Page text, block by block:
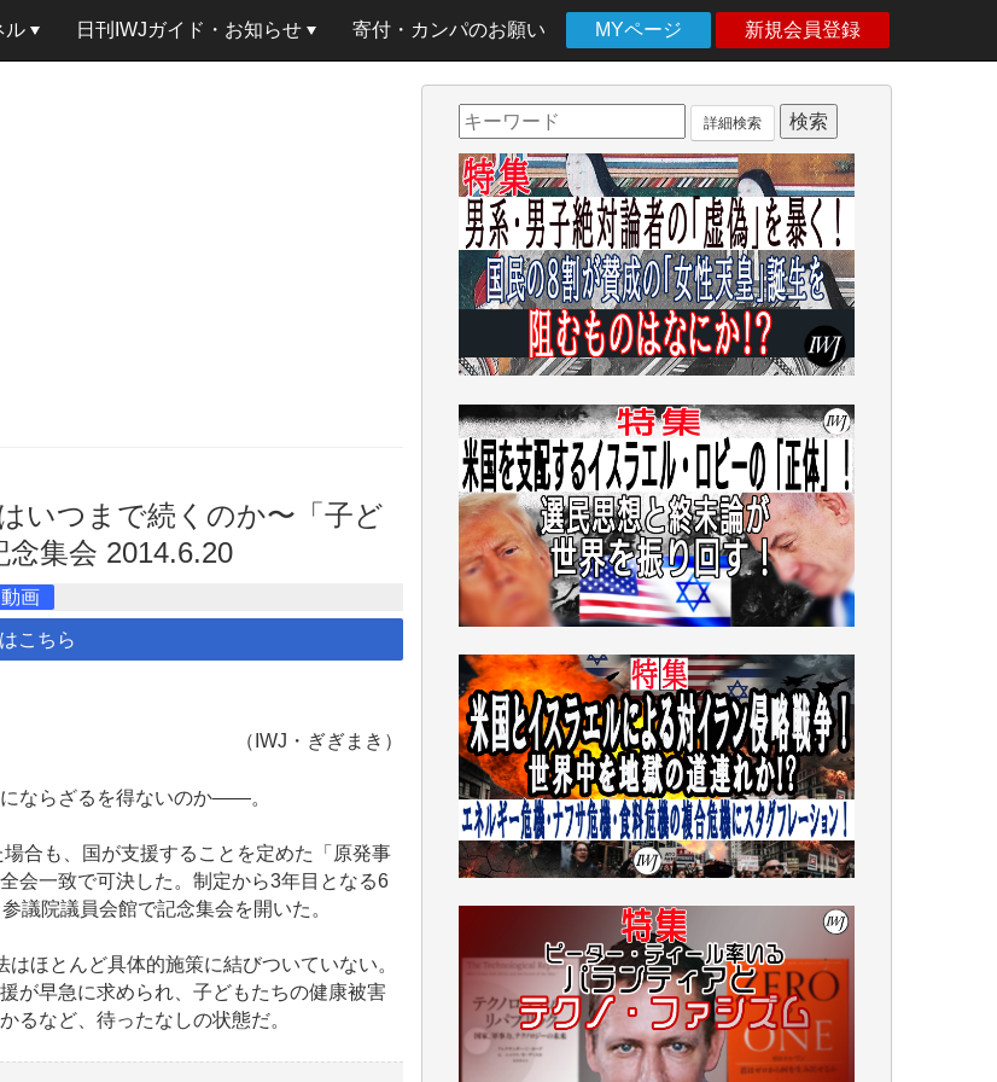
ル 日刊IWJガイド・お知らせ 寄付・カンパのお願い MYページ 新規会員登録
いつまで続くのか〜「子ど
集会 2014.6.20
動画
こちら
（IWJ・ぎぎまき）
ならざるを得ないのか――。
合も、国が支援することを定めた「原発事
会一致で可決した。制定から3年目となる6
議院議員会館で記念集会を開いた。
ほとんど具体的施策に結びついていない。
が早急に求められ、子どもたちの健康被害
るなど、待ったなしの状態だ。
詳細検索